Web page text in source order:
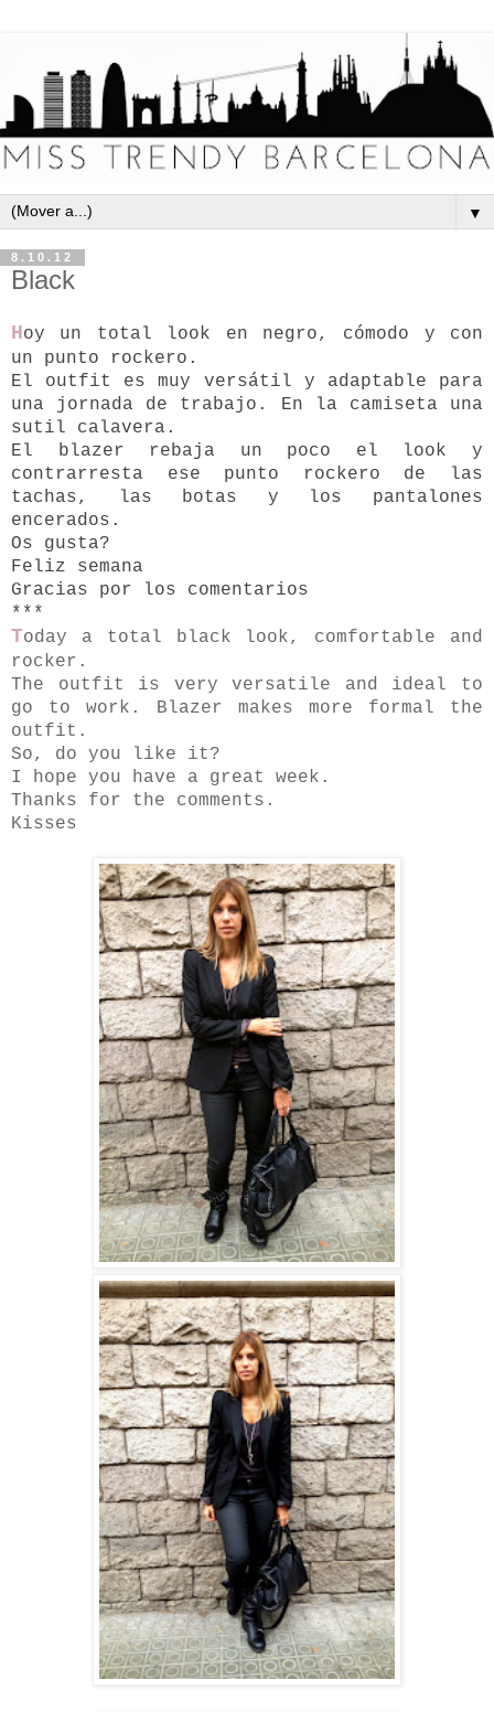
▼
8.10.12
Black
Hoy un total look en negro, cómodo y con
un punto rockero.
El outfit es muy versátil y adaptable para
una jornada de trabajo. En la camiseta una
sutil calavera.
El blazer rebaja un poco el look y
contrarresta ese punto rockero de las
tachas, las botas y los pantalones
encerados.
Os gusta?
Feliz semana
Gracias por los comentarios
***
Today a total black look, comfortable and
rocker.
The outfit is very versatile and ideal to
go to work. Blazer makes more formal the
outfit.
So, do you like it?
I hope you have a great week.
Thanks for the comments.
Kisses